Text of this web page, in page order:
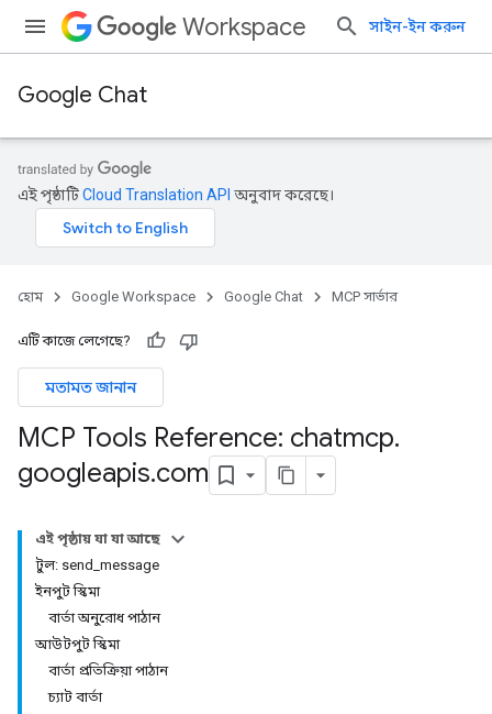
Workspace সাইন-ইন করুন
Google Chat
এই পৃষ্ঠাটিCloud Translation API অনুবাদ করেছে।
হোম Google Workspace Google Chat MCP সার্ভার
এটি কাজে লেগেছে?
মতামত জানান
MCP Tools Reference: chatmcp.
googleapis.com
এই পৃষ্ঠায় যা যা আছে
টুল: send_message
ইনপুট স্কিমা
বার্তা অনুরোধ পাঠান
আউটপুট স্কিমা
বার্তা প্রতিক্রিয়া পাঠান
চ্যাট বার্তা